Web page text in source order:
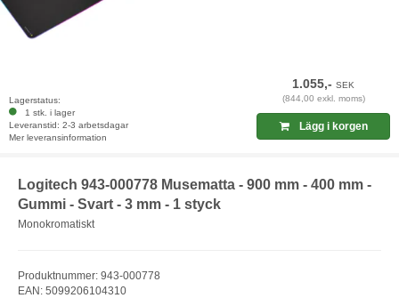
Lagerstatus:
1 stk. i lager
Leveranstid: 2-3 arbetsdagar
Mer leveransinformation
1.055,-SEK
(844,00 exkl. moms)
Lägg i korgen
Logitech 943-000778 Musematta - 900 mm - 400 mm -
Gummi - Svart - 3 mm - 1 styck
Monokromatiskt
Produktnummer: 943-000778
EAN: 5099206104310